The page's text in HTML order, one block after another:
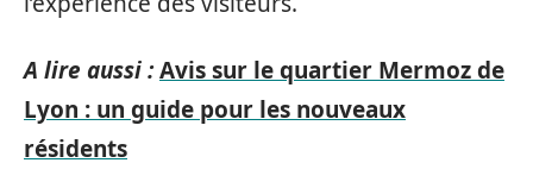
A lire aussi :Avis sur le quartier Mermoz de
Lyon : un guide pour les nouveaux
résidents